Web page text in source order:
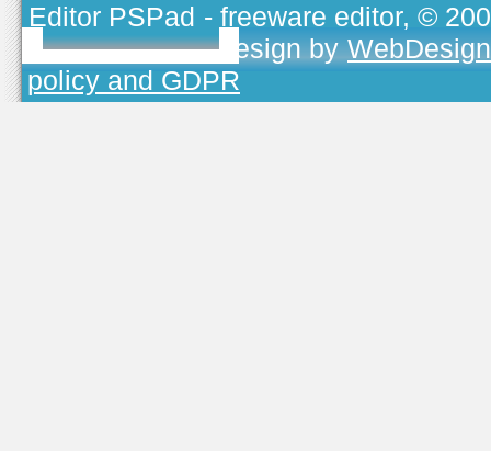
Editor PSPad - freeware editor, ©
TOJEONO.CZ, design by
policy and GDPR